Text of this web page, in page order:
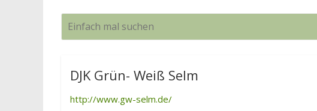
DJK Grün- Weiß Selm
http://www.gw-selm.de/